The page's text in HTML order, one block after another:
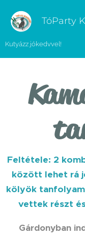
TóParty
Kutyázz jókedvvel!
Feltétele: 2
között lehet rá
kölyök
vettek részt
Gárdonyban